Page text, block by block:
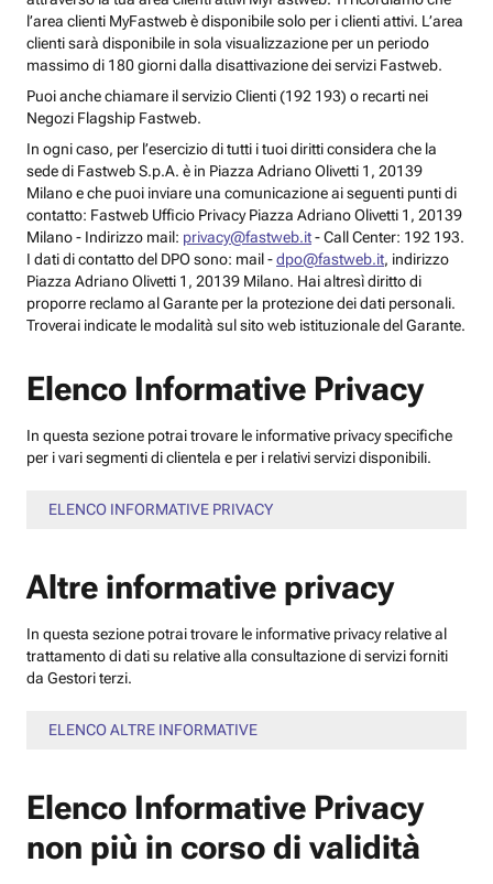
l’area clienti MyFastweb è disponibile solo per i clienti attivi. L’area
clienti sarà disponibile in sola visualizzazione per un periodo
massimo di 180 giorni dalla disattivazione dei servizi Fastweb.
Puoi anche chiamare il servizio Clienti (192 193) o recarti nei
Negozi Flagship Fastweb.
In ogni caso, per l’esercizio di tutti i tuoi diritti considera che la
sede di Fastweb S.p.A. è in Piazza Adriano Olivetti 1, 20139
Milano e che puoi inviare una comunicazione ai seguenti punti di
contatto: Fastweb Ufficio Privacy Piazza Adriano Olivetti 1, 20139
Milano - Indirizzo mail: privacy@fastweb.it- Call Center: 192 193.
I dati di contatto del DPO sono: mail -dpo@fastweb.it, indirizzo
Piazza Adriano Olivetti 1, 20139 Milano. Hai altresì diritto di
proporre reclamo al Garante per la protezione dei dati personali.
Troverai indicate le modalità sul sito web istituzionale del Garante.
Elenco Informative Privacy
In questa sezione potrai trovare le informative privacy specifiche
per i vari segmenti di clientela e per i relativi servizi disponibili.
ELENCO INFORMATIVE PRIVACY
Altre informative privacy
In questa sezione potrai trovare le informative privacy relative al
trattamento di dati su relative alla consultazione di servizi forniti
da Gestori terzi.
ELENCO ALTRE INFORMATIVE
Elenco Informative Privacy
non più in corso di validità